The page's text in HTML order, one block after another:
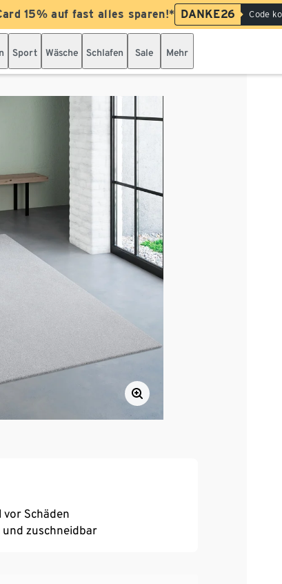
15% auf fast alles sparen!* DANKE26 Code
Sport Wäsche Schlafen Sale Mehr
Schäden
und zuschneidbar